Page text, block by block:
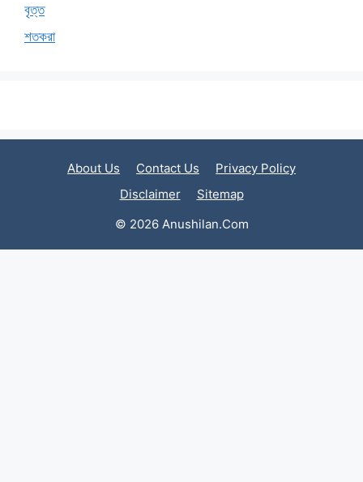
বৃত্ত
শতকরা
About Us Contact Us
Privacy Policy
Disclaimer
Sitemap
© 2026 Anushilan.Com